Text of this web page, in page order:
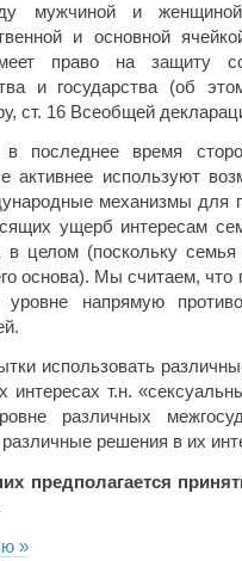
мужчиной и
и основной
право на защиту
и государства (об
ст. 16 Всеобщей
последнее время
активнее используют
механизмы для
ущерб интересам
в целом (поскольку
основа). Мы считаем, что
уровне напрямую
использовать
интересах т.н.
различных
решения в их
предполагается
»